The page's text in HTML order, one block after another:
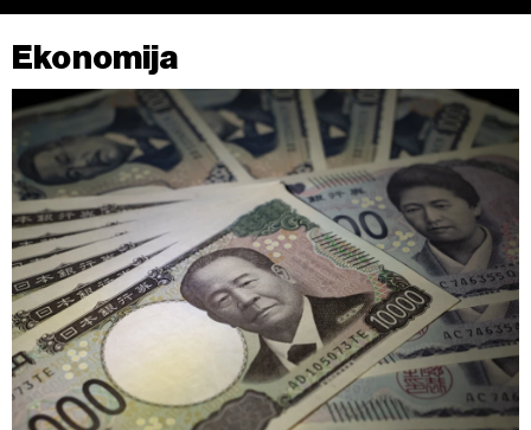
Ekonomija